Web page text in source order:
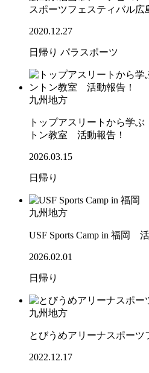
スポーツフェスティバル広
2020.12.27
日帰り パラスポーツ
九州地方
トップアスリートから学
トン教室 活動報告！
2026.03.15
日帰り
九州地方
USF Sports Camp in 福岡
2026.02.01
日帰り
九州地方
とびうめアリーナスポー
2022.12.17